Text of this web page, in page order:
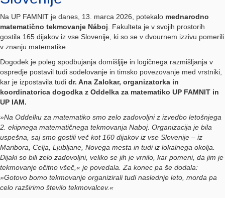
Na UP FAMNIT je danes, 13. marca 2026, potekalo mednarodno
matematično tekmovanje Náboj . Fakulteta je v svojih prostorih
gostila 165 dijakov iz vse Slovenije, ki so se v dvournem izzivu pomerili
v znanju matematike.
Dogodek je poleg spodbujanja domišljije in logičnega razmišljanja v
ospredje postavil tudi sodelovanje in timsko povezovanje med vrstniki,
kar je izpostavila tudi dr. Ana Zalokar, organizatorka in
koordinatorica dogodka z Oddelka za matematiko UP FAMNIT in
UP IAM.
»Na Oddelku za matematiko smo zelo zadovoljni z izvedbo letošnjega
2. ekipnega matematičnega tekmovanja Naboj. Organizacija je bila
uspešna, saj smo gostili več kot 160 dijakov iz vse Slovenije – iz
Maribora, Celja, Ljubljane, Novega mesta in tudi iz lokalnega okolja.
Dijaki so bili zelo zadovoljni, veliko se jih je vrnilo, kar pomeni, da jim je
tekmovanje očitno všeč,« je povedala. Za konec pa še dodala:
»Gotovo bomo tekmovanje organizirali tudi naslednje leto, morda pa
celo razširimo število tekmovalcev.«